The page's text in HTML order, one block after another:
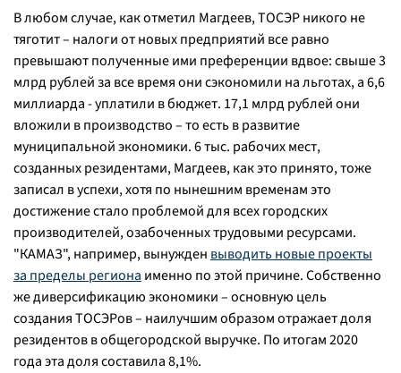
В любом случае, как отметил Магдеев, ТОСЭР никого не
тяготит – налоги от новых предприятий все равно
превышают полученные ими преференции вдвое: свыше 3
млрд рублей за все время они сэкономили на льготах, а 6,6
миллиарда - уплатили в бюджет. 17,1 млрд рублей они
вложили в производство – то есть в развитие
муниципальной экономики. 6 тыс. рабочих мест,
созданных резидентами, Магдеев, как это принято, тоже
записал в успехи, хотя по нынешним временам это
достижение стало проблемой для всех городских
производителей, озабоченных трудовыми ресурсами.
"КАМАЗ", например, вынужден выводить новые проекты
за пределы региона именно по этой причине. Собственно
же диверсификацию экономики – основную цель
создания ТОСЭРов – наилучшим образом отражает доля
резидентов в общегородской выручке. По итогам 2020
года эта доля составила 8,1%.